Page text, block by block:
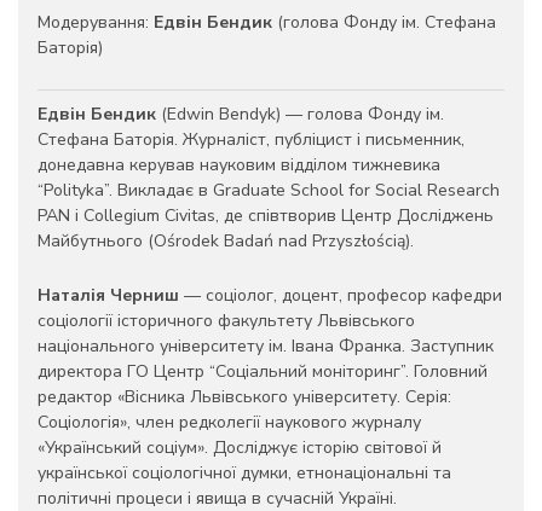
Модерування: Едвін Бендик (голова Фонду ім. Стефана
Баторія)
Едвін Бендик (Edwin Bendyk) — голова Фонду ім.
Стефана Баторія. Журналіст, публіцист і письменник,
донедавна керував науковим відділом тижневика
“Polityka”. Викладає в Graduate School for Social Research
PAN i Collegium Civitas, де співтворив Центр Досліджень
Майбутнього (Ośrodek Badań nad Przyszłością).
Наталія Черниш — соціолог, доцент, професор кафедри
соціології історичного факультету Львівського
національного університету ім. Івана Франка. Заступник
директора ГО Центр “Соціальний моніторинг”. Головний
редактор «Вісника Львівського університету. Серія:
Соціологія», член редколегії наукового журналу
«Український соціум». Досліджує історію світової й
української соціологічної думки, етнонаціональні та
політичні процеси і явища в сучасній Україні.